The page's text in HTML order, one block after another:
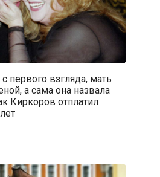
первого взгляда, мать
а сама она назвала
Киркоров отплатил